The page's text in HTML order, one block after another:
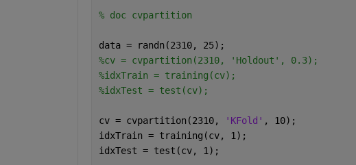
% doc cvpartition
data = randn(2310, 25);
%cv = cvpartition(2310, 'Holdout', 0.3);
%idxTrain = training(cv);
%idxTest = test(cv);
cv = cvpartition(2310, 'KFold' , 10);
idxTrain = training(cv, 1);
idxTest = test(cv, 1);